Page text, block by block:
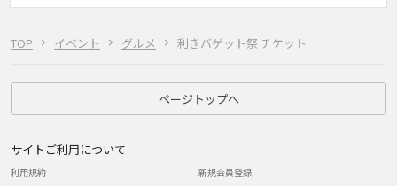
TOP イベント グルメ 利きバゲット祭 チケット
ページトップへ
サイトご利用について
利用規約
新規会員登録